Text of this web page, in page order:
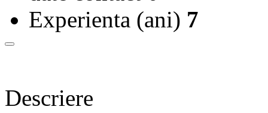
Experienta (ani) 7
Descriere